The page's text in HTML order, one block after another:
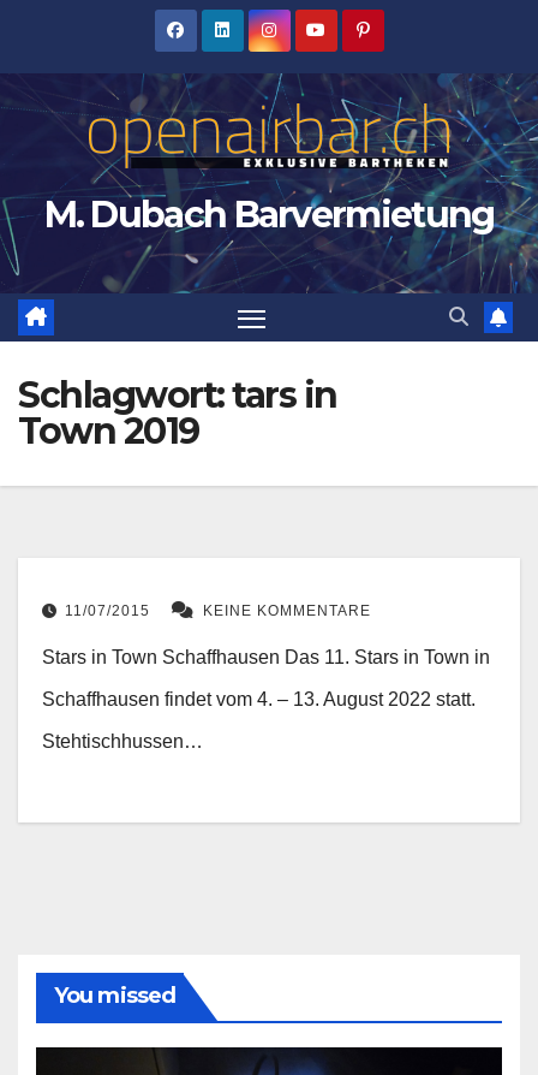
M. Dubach Barvermietung
Schlagwort:tars in
Town 2019
11/07/2015 KEINE KOMMENTARE
Stars in Town Schaffhausen Das 11. Stars in Town in
Schaffhausen findet vom 4. – 13. August 2022 statt.
Stehtischhussen…
You missed